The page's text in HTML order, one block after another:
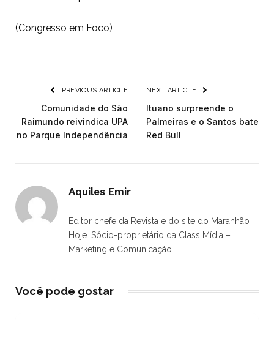
(Congresso em Foco)
PREVIOUS ARTICLE
Comunidade do São
Raimundo reivindica UPA
no Parque Independência
NEXT ARTICLE
Ituano surpreende o
Palmeiras e o Santos bate
Red Bull
Aquiles Emir
Editor chefe da Revista e do site do Maranhão
Hoje. Sócio-proprietário da Class Mídia –
Marketing e Comunicação
Você pode gostar